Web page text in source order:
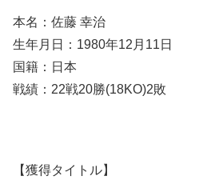
本名：佐藤 幸治
生年月日：1980年12月11日
国籍：日本
戦績：22戦20勝(18KO)2敗
【獲得タイトル】